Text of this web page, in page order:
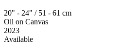
20" - 24" / 51 - 61 cm
Oil on Canvas
2023
Available